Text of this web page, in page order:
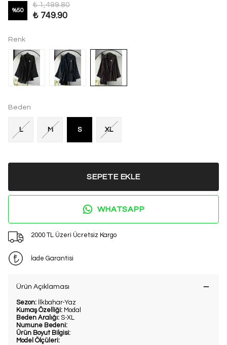
%50
₺ 1,499.80
₺ 749.90
Renk
Beden
L M S XL
SEPETE EKLE
WHATSAPP
2000 TL Üzeri Ücretsiz Kargo
İade Garantisi
Ürün Açıklaması
Sezon: İlkbahar-Yaz
Kumaş Özelliği: Modal
Beden Aralığı: S-XL
Numune Bedeni:
Ürün Boyut Bilgisi:
Model Ölçüleri: